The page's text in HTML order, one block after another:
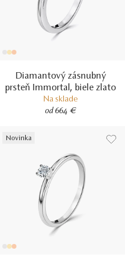
Diamantový zásnubný
prsteň Immortal, biele zlato
Na sklade
od 664 €
Novinka